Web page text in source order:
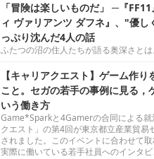
「冒険は楽しいものだ」 ─『
ィ ヴァリアンツ ダフネ』、"優し
っぷり沈んだ4人の話
ふたつの沼の住人たちが語る奥深さとは
【キャリアクエスト】ゲーム作り
こと。セガの若手の事例に見る，
いう働き方
Game*Sparkと4Gamerの合同による就
クエスト」の第4回が東京都立産業貿易
されました。このイベントに合わせて
実際に働いている若手社員へのインタビ